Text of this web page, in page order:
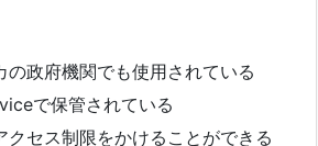
の政府機関でも使用されている
で保管されている
クセス制限をかけることができる